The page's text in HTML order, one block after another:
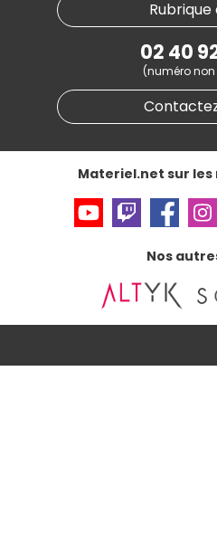
Notre programme d'affiliation
Partenariat & Sponsoring
Conditions générales de vente
Informations légales
Données personnelleset
Gérer vos cookies
Accessibilité : non conforme
Rubrique
02 40
(numéro
Materiel.net sur les
Nos